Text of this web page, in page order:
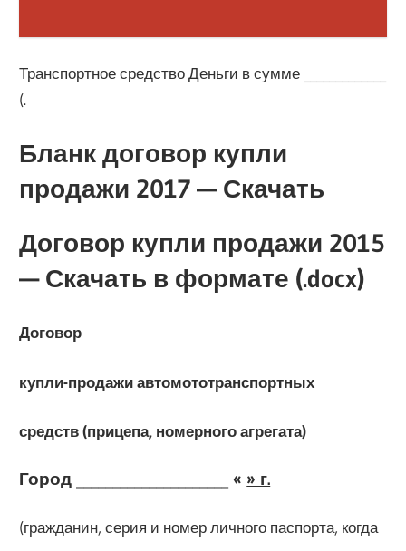
Транспортное средство Деньги в сумме _____________
(.
Бланк договор купли
продажи 2017 — Скачать
Договор купли продажи 2015
— Скачать в формате (.docx)
Договор
купли-продажи автомототранспортных
средств (прицепа, номерного агрегата)
Город _____________________ « » г.
(гражданин, серия и номер личного паспорта, когда